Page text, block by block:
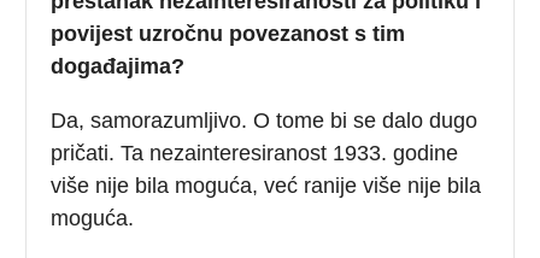
povijest uzročnu povezanost s tim
događajima?
Da, samorazumljivo. O tome bi se dalo dugo
pričati. Ta nezainteresiranost 1933. godine
više nije bila moguća, već ranije više nije bila
moguća.